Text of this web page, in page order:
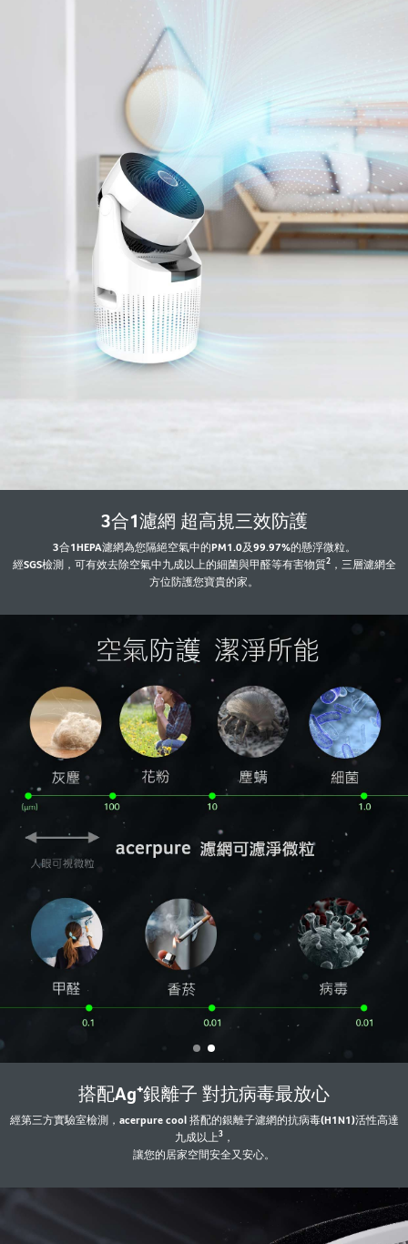
3合1濾網 超高規三效防護
3合1HEPA濾網為您隔絕空氣中的PM1.0及99.97%的懸浮微粒。
經SGS檢測，可有效去除空氣中九成以上的細菌與甲醛等有害物質2，三層濾網全
方位防護您寶貴的家。
搭配Ag⁺銀離子 對抗病毒最放心
經第三方實驗室檢測，acerpure cool 搭配的銀離子濾網的抗病毒(H1N1)活性高達
九成以上3，
讓您的居家空間安全又安心。